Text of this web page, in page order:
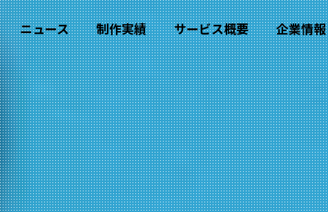
ニュース 制作実績 サービス概要 企業情報